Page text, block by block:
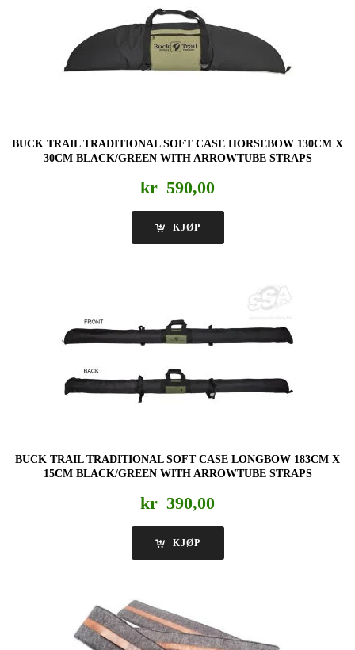
BUCK TRAIL TRADITIONAL SOFT CASE HORSEBOW 130CM X
30CM BLACK/GREEN WITH ARROWTUBE STRAPS
kr 590,00
KJØP
BUCK TRAIL TRADITIONAL SOFT CASE LONGBOW 183CM X
15CM BLACK/GREEN WITH ARROWTUBE STRAPS
kr 390,00
KJØP